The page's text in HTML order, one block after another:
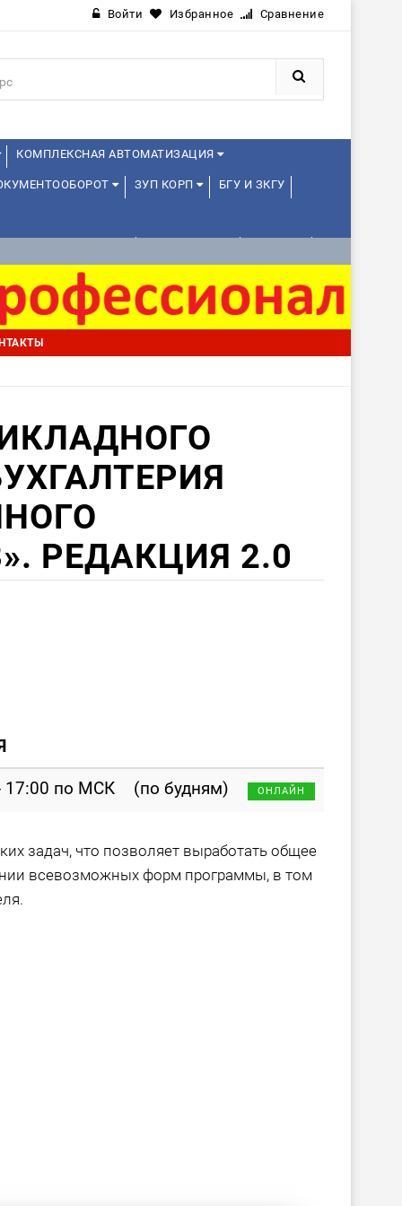
Войти Избранное Сравнение
КОМПЛЕКСНАЯ АВТОМАТИЗАЦИЯ
ЗУП КОРП БГУ И ЗКГУ
РЕДАКЦИЯ 2.0
17:00 по МСК (по будням) ОНЛАЙН
задач, что позволяет выработать общее
всевозможных форм программы, в том